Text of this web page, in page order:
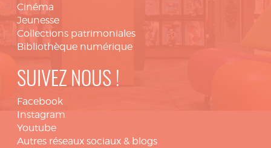
Cinéma
Jeunesse
Collections patrimoniales
Bibliothèque numérique
SUIVEZ NOUS !
Facebook
Instagram
Youtube
Autres réseaux sociaux & blogs